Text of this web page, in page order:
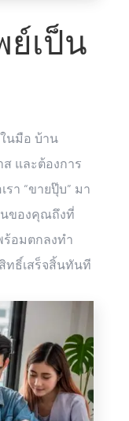
เป็น
นมือ บ้าน
และต้องการ
า “ขายปุ๊บ” มา
นของคุณถึงที่
อมตกลงทำ
ทธิ์เสร็จสิ้นทันที